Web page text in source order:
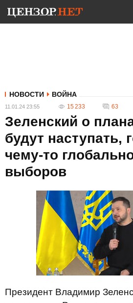
НОВОСТИ ВОЙНА
11.01.24 23:55 15 233 63
Зеленский о
будут наступать,
чему-то
выборов
Президент Владимир